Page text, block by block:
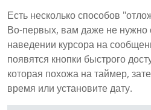
Есть несколько способов
Во-первых, вам даже не нужно
наведении курсора на
появятся кнопки быстрого
которая похожа на таймер,
время или установите дату.